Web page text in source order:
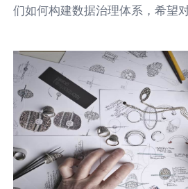
们如何构建数据治理体系，希望